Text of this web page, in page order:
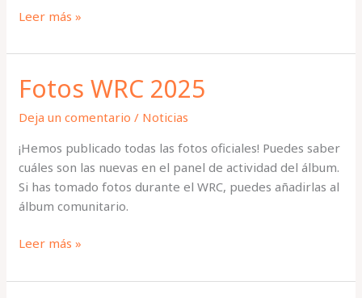
Estrategia
y
de
calor
Leer más »
Fotos WRC 2025
Deja un comentario / Noticias
¡Hemos publicado todas las fotos oficiales! Puedes saber
cuáles son las nuevas en el panel de actividad del álbum.
Si has tomado fotos durante el WRC, puedes añadirlas al
álbum comunitario.
Fotos
2025
Leer más »